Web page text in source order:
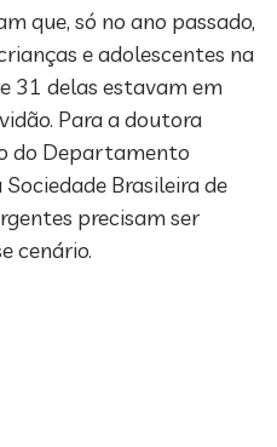
que, só no ano passado,
e adolescentes na
31 delas estavam em
Para a doutora
do Departamento
Brasileira de
precisam ser
cenário.